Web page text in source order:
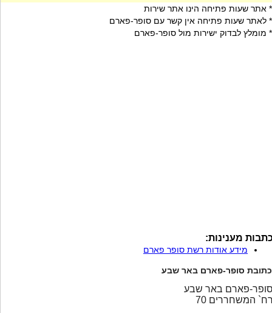
* אתר שעות פתיחה הינו אתר שירות
* לאתר שעות פתיחה אין קשר עם סופר-פארם
* מומלץ לבדוק ישירות מול סופר-פארם
מענינות:
מידע אודות רשת סופר פארם
כתובת סופר-פארם באר שבע
פארם באר שבע
המשחררים 70